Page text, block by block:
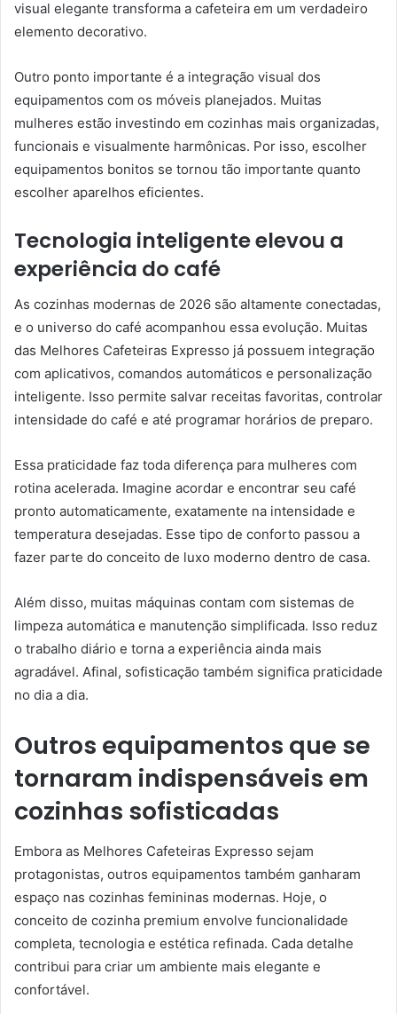
visual elegante transforma a cafeteira em um verdadeiro
elemento decorativo.
Outro ponto importante é a integração visual dos
equipamentos com os móveis planejados. Muitas
mulheres estão investindo em cozinhas mais organizadas,
funcionais e visualmente harmônicas. Por isso, escolher
equipamentos bonitos se tornou tão importante quanto
escolher aparelhos eficientes.
Tecnologia inteligente elevou a
experiência do café
As cozinhas modernas de 2026 são altamente conectadas,
e o universo do café acompanhou essa evolução. Muitas
das Melhores Cafeteiras Expresso já possuem integração
com aplicativos, comandos automáticos e personalização
inteligente. Isso permite salvar receitas favoritas, controlar
intensidade do café e até programar horários de preparo.
Essa praticidade faz toda diferença para mulheres com
rotina acelerada. Imagine acordar e encontrar seu café
pronto automaticamente, exatamente na intensidade e
temperatura desejadas. Esse tipo de conforto passou a
fazer parte do conceito de luxo moderno dentro de casa.
Além disso, muitas máquinas contam com sistemas de
limpeza automática e manutenção simplificada. Isso reduz
o trabalho diário e torna a experiência ainda mais
agradável. Afinal, sofisticação também significa praticidade
no dia a dia.
Outros equipamentos que se
tornaram indispensáveis em
cozinhas sofisticadas
Embora as Melhores Cafeteiras Expresso sejam
protagonistas, outros equipamentos também ganharam
espaço nas cozinhas femininas modernas. Hoje, o
conceito de cozinha premium envolve funcionalidade
completa, tecnologia e estética refinada. Cada detalhe
contribui para criar um ambiente mais elegante e
confortável.